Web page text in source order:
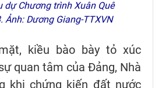
dự Chương trình Xuân Quê
Ảnh: Dương Giang-TTXVN
kiều bào bày tỏ xúc
quan tâm của Đảng, Nhà
khi chứng kiến đất nước